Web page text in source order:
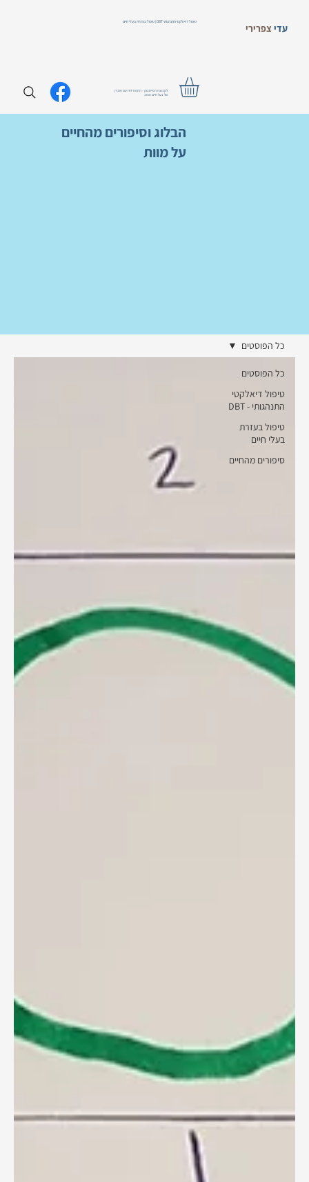
טיפול דיאלקטי התנהגותי DBT | טיפול בעזרת בעלי חיים
עדי צפרירי
לקבוצת הפייסבוק - התמודדות עם אובדן
של בעל חיים אהוב
הבלוג וסיפורים מהחיים
על מוות
כל הפוסטים
טיפול דיאלקטי
התנהגותי - DBT
טיפול בעזרת
בעלי חיים
סיפורים מהחיים
כל הפוסטים